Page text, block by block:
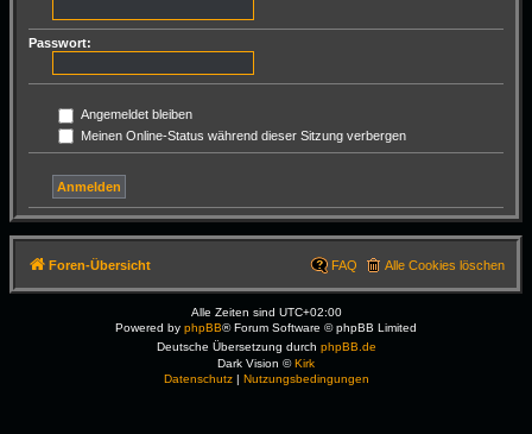
Passwort:
Angemeldet bleiben
Meinen Online-Status während dieser Sitzung verbergen
Foren-Übersicht Alle Cookies löschen
FAQ
Alle Zeiten sind UTC+02:00
Powered by phpBB® Forum Software © phpBB Limited
Deutsche Übersetzung durch phpBB.de
Dark Vision ©Kirk
Datenschutz| Nutzungsbedingungen